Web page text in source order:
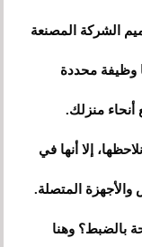
الشركة المصنعة
وظيفة محددة
أنحاء منزلك.
إلا أنها في
المتصلة.
بالضبط؟ وهنا